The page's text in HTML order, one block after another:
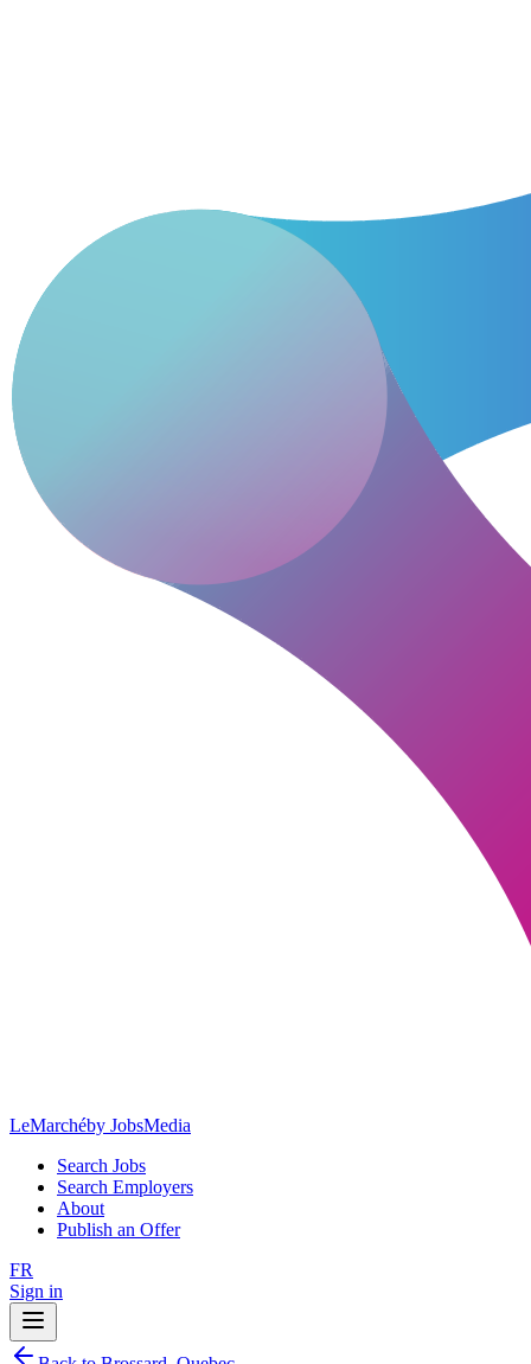
LeMarchéby JobsMedia
Search Jobs
Search Employers
About
Publish an Offer
FR
Sign in